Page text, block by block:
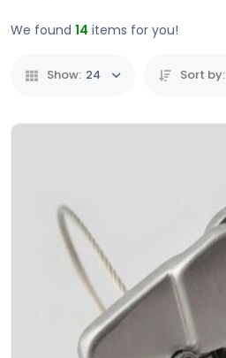
We found 14 items for you!
Show: 24 Sort by: